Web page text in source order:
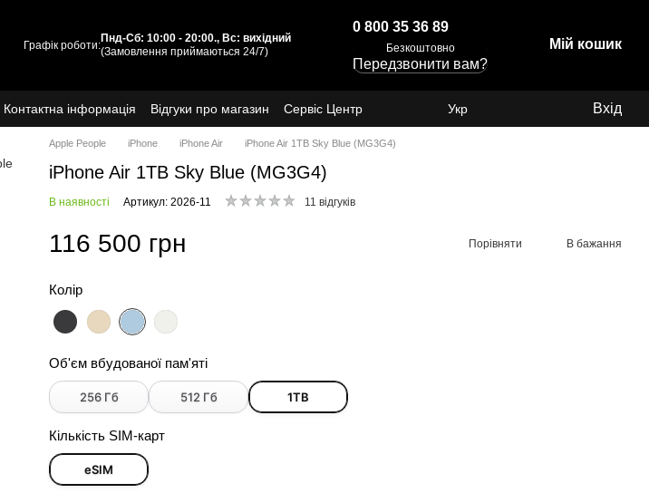
Графік роботи:
Пнд-Сб: 10:00 - 20:00., Вс: вихідний
(Замовлення приймаються 24/7)
0 800 35 36 89
Безкоштовно
Передзвонити вам?
Мій кошик
Контактна інформація Відгуки про магазин
Сервіс Центр
Укр Вхід
Apple People iPhone iPhone Air iPhone Air 1TB Sky Blue (MG3G4)
iPhone Air 1TB Sky Blue (MG3G4)
В наявності Артикул: 2026-11 11 відгуків
116 500 грн Порівняти В бажання
Колір
Об'єм вбудованої пам'яті
256 Гб 512 Гб 1ТB
Кількість SIM-карт
eSIM